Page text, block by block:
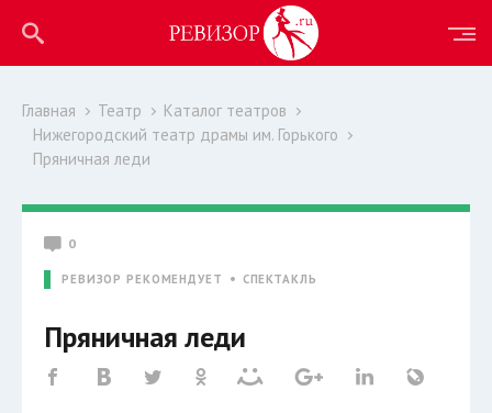
Главная Театр
Каталог театров
Нижегородский театр драмы им. Горького
Пряничная леди
0
РЕВИЗОР РЕКОМЕНДУЕТ СПЕКТАКЛЬ
Пряничная леди